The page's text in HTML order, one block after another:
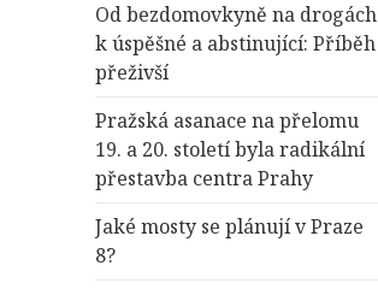
Od bezdomovkyně na drogách
k úspěšné a abstinující: Příběh
přeživší
Pražská asanace na přelomu
19. a 20. století byla radikální
přestavba centra Prahy
Jaké mosty se plánují v Praze
8?